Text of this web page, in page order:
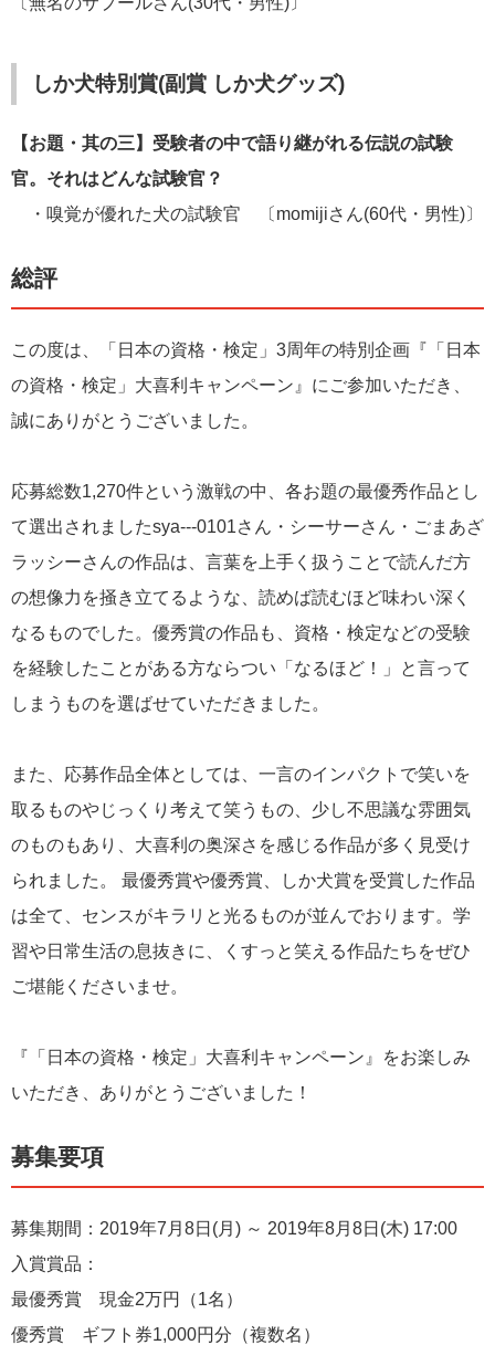
しか犬特別賞(副賞 しか犬グッズ)
【お題・其の三】受験者の中で語り継がれる伝説の試験
官。それはどんな試験官？
・嗅覚が優れた犬の試験官 〔momijiさん(60代・男性)〕
総評
この度は、「日本の資格・検定」3周年の特別企画『「日本
の資格・検定」大喜利キャンペーン』にご参加いただき、
誠にありがとうございました。
応募総数1,270件という激戦の中、各お題の最優秀作品とし
て選出されましたsya---0101さん・シーサーさん・ごまあざ
ラッシーさんの作品は、言葉を上手く扱うことで読んだ方
の想像力を掻き立てるような、読めば読むほど味わい深く
なるものでした。優秀賞の作品も、資格・検定などの受験
を経験したことがある方ならつい「なるほど！」と言って
しまうものを選ばせていただきました。
また、応募作品全体としては、一言のインパクトで笑いを
取るものやじっくり考えて笑うもの、少し不思議な雰囲気
のものもあり、大喜利の奥深さを感じる作品が多く見受け
られました。 最優秀賞や優秀賞、しか犬賞を受賞した作品
は全て、センスがキラリと光るものが並んでおります。学
習や日常生活の息抜きに、くすっと笑える作品たちをぜひ
ご堪能くださいませ。
『「日本の資格・検定」大喜利キャンペーン』をお楽しみ
いただき、ありがとうございました！
募集要項
募集期間：2019年7月8日(月) ～ 2019年8月8日(木) 17:00
入賞賞品：
最優秀賞 現金2万円（1名）
優秀賞 ギフト券1,000円分（複数名）